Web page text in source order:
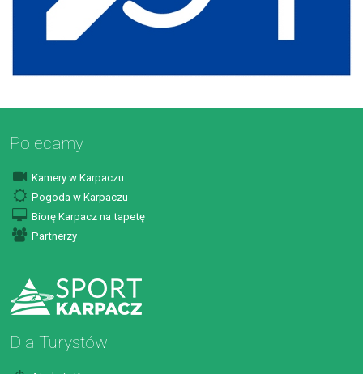
Polecamy
Kamery w Karpaczu
Pogoda w Karpaczu
Biorę Karpacz na tapetę
Partnerzy
Dla Turystów